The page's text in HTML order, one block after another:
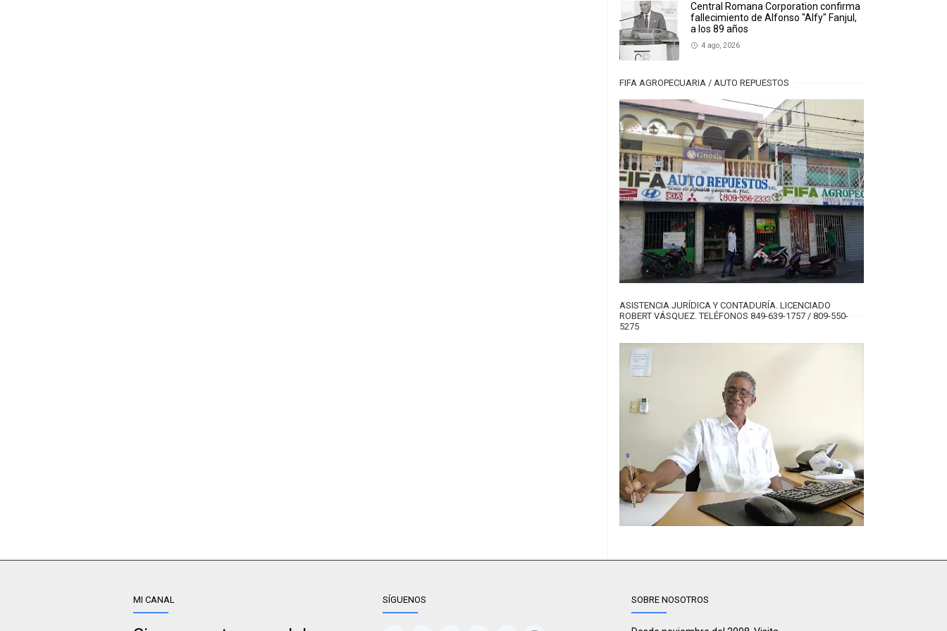
Central Romana Corporation confirma
fallecimiento de Alfonso "Alfy" Fanjul,
a los 89 años
4 ago, 2026
FIFA AGROPECUARIA / AUTO REPUESTOS
ASISTENCIA JURÍDICA Y CONTADURÍA. LICENCIADO
ROBERT VÁSQUEZ. TELÉFONOS 849-639-1757 / 809-550-
5275
MI CANAL SÍGUENOS SOBRE NOSOTROS